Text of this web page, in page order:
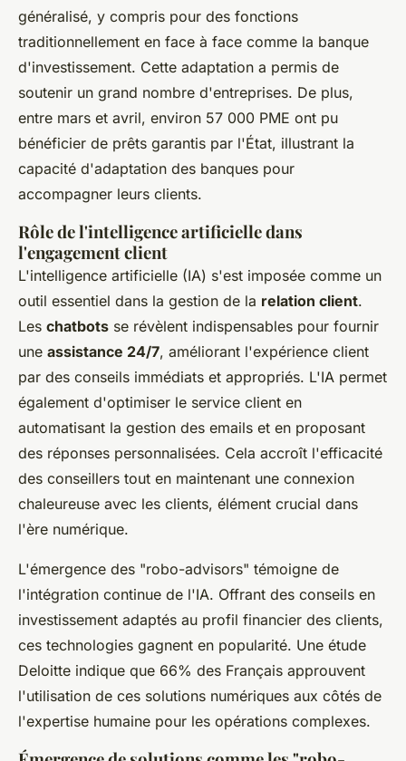
généralisé, y compris pour des fonctions
traditionnellement en face à face comme la banque
d'investissement. Cette adaptation a permis de
soutenir un grand nombre d'entreprises. De plus,
entre mars et avril, environ 57 000 PME ont pu
bénéficier de prêts garantis par l'État, illustrant la
capacité d'adaptation des banques pour
accompagner leurs clients.
Rôle de l'intelligence artificielle dans
l'engagement client
L'intelligence artificielle (IA) s'est imposée comme un
outil essentiel dans la gestion de la relation client.
Les chatbots se révèlent indispensables pour fournir
une assistance 24/7, améliorant l'expérience client
par des conseils immédiats et appropriés. L'IA permet
également d'optimiser le service client en
automatisant la gestion des emails et en proposant
des réponses personnalisées. Cela accroît l'efficacité
des conseillers tout en maintenant une connexion
chaleureuse avec les clients, élément crucial dans
l'ère numérique.
L'émergence des "robo-advisors" témoigne de
l'intégration continue de l'IA. Offrant des conseils en
investissement adaptés au profil financier des clients,
ces technologies gagnent en popularité. Une étude
Deloitte indique que 66% des Français approuvent
l'utilisation de ces solutions numériques aux côtés de
l'expertise humaine pour les opérations complexes.